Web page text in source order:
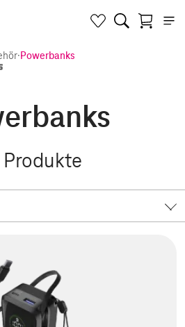
·Powerbanks
Produkte